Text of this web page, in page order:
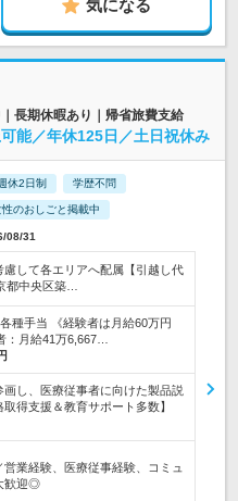
気になる
長期休暇あり｜帰省旅費支給
能／年休125日／土日祝休み
休2日制 学歴不問
性のおしごと掲載中
08/31
慮して各エリアへ配属【引越し代
都中央区築…
種手当 《経験者は月給60万円
：月給41万6,667…
画し、医療従事者に向けた製品説
得支援＆教育サポート多数】
業経験、医療従事経験、コミュ
歓迎◎